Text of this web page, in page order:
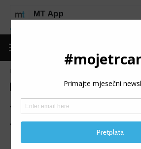
Izdvojeno Moje iskustvo
SANELA
Stotinu milja Istre
avanturistička